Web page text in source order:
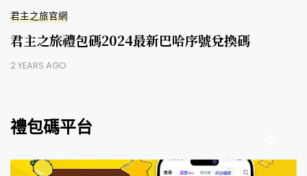
君主之旅官網
君主之旅禮包碼2024最新巴哈序號兌換碼
2 YEARS AGO
禮包碼平台